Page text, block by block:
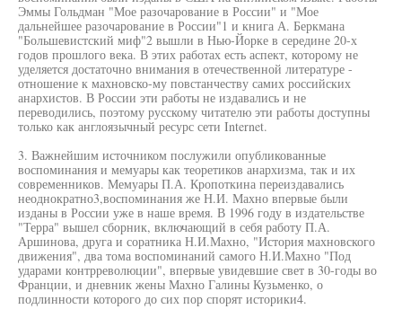
Эммы Гольдман "Мое разочарование в России" и "Мое
дальнейшее разочарование в России"1 и книга А. Беркмана
"Большевистский миф"2 вышли в Нью-Йорке в середине 20-х
годов прошлого века. В этих работах есть аспект, которому не
уделяется достаточно внимания в отечественной литературе -
отношение к махновско-му повстанчеству самих российских
анархистов. В России эти работы не издавались и не
переводились, поэтому русскому читателю эти работы доступны
только как англоязычный ресурс сети Internet.
3. Важнейшим источником послужили опубликованные
воспоминания и мемуары как теоретиков анархизма, так и их
современников. Мемуары П.А. Кропоткина переиздавались
неоднократно3,воспоминания же Н.И. Махно впервые были
изданы в России уже в наше время. В 1996 году в издательстве
"Терра" вышел сборник, включающий в себя работу П.А.
Аршинова, друга и соратника Н.И.Махно, "История махновского
движения", два тома воспоминаний самого Н.И.Махно "Под
ударами контрреволюции", впервые увидевшие свет в 30-годы во
Франции, и дневник жены Махно Галины Кузьменко, о
подлинности которого до сих пор спорят историки4.